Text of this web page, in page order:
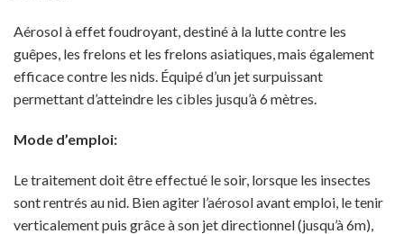
Aérosol à effet foudroyant, destiné à la lutte contre les
guêpes, les frelons et les frelons asiatiques, mais également
efficace contre les nids. Équipé d’un jet surpuissant
permettant d’atteindre les cibles jusqu’à 6 mètres.
Mode d’emploi:
Le traitement doit être effectué le soir, lorsque les insectes
sont rentrés au nid. Bien agiter l’aérosol avant emploi, le tenir
verticalement puis grâce à son jet directionnel (jusqu’à 6m),